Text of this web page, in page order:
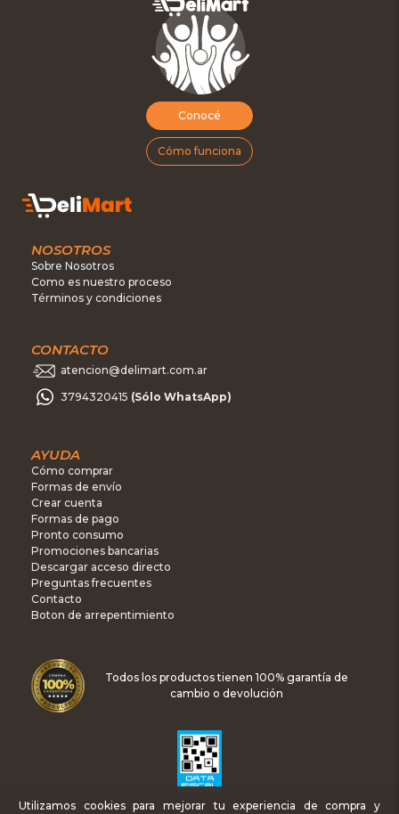
Conocé
Cómo funciona
NOSOTROS
Sobre Nosotros
Como es nuestro proceso
Términos y condiciones
CONTACTO
atencion@delimart.com.ar
3794320415 (Sólo WhatsApp)
AYUDA
Cómo comprar
Formas de envío
Crear cuenta
Formas de pago
Pronto consumo
Promociones bancarias
Descargar acceso directo
Preguntas frecuentes
Contacto
Boton de arrepentimiento
Todos los productos tienen 100% garantía de
cambio o devolución
Utilizamos cookies para mejorar tu experiencia de compra y